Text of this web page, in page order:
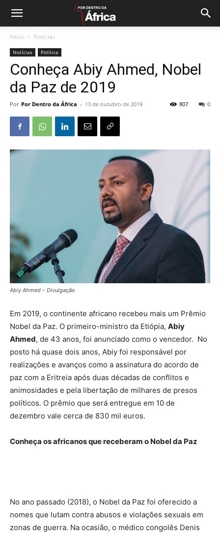
Início Notícias
Notícias Política
Conheça Abiy Ahmed, Nobel
da Paz de 2019
Por Por Dentro da África - 13 de outubro de 2019 0
807
Abiy Ahmed – Divulgação
Em 2019, o continente africano recebeu mais um Prêmio
Nobel da Paz. O primeiro-ministro da Etiópia, Abiy
Ahmed, de 43 anos, foi anunciado como o vencedor. No
posto há quase dois anos, Abiy foi responsável por
realizações e avanços como a assinatura do acordo de
paz com a Eritreia após duas décadas de conflitos e
animosidades e pela libertação de milhares de presos
políticos. O prêmio que será entregue em 10 de
dezembro vale cerca de 830 mil euros.
Conheça os africanos que receberam o Nobel da Paz
No ano passado (2018), o Nobel da Paz foi oferecido a
nomes que lutam contra abusos e violações sexuais em
zonas de guerra. Na ocasião, o médico congolês Denis